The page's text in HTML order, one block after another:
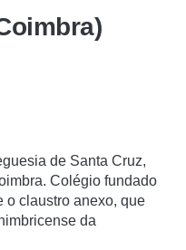
de Santa Cruz,
Colégio fundado
o claustro anexo, que
da